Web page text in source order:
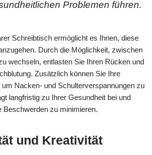
Problemen führen.
Schreibtisch ermöglicht es Ihnen, diese
Durch die Möglichkeit, zwischen
wechseln, entlasten Sie Ihren Rücken und
Zusätzlich können Sie Ihre
um Nacken- und Schulterverspannungen zu
langfristig zu Ihrer Gesundheit bei und
Beschwerden zu minimieren.
und Kreativität